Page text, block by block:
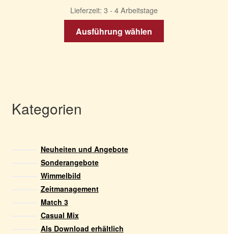
Lieferzeit: 3 - 4 Arbeitstage
Ausführung wählen
Kategorien
Neuheiten und Angebote
Sonderangebote
Wimmelbild
Zeitmanagement
Match 3
Casual Mix
Als Download erhältlich